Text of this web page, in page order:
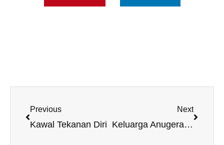
Previous
Kawal Tekanan Diri
Next
Keluarga Anugerah Terindah